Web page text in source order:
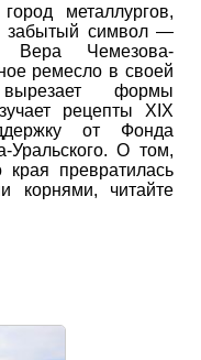
металлургов,
забытый символ —
Вера Чемезова-
ремесло в своей
формы
рецепты XIX
от Фонда
Уральского. О том,
превратилась
корнями, читайте